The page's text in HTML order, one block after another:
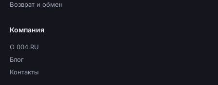
Возврат и обмен
Компания
О 004.RU
Блог
Контакты